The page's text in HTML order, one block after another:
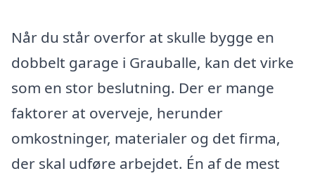
Når du står overfor at skulle bygge en
dobbelt garage i Grauballe, kan det virke
som en stor beslutning. Der er mange
faktorer at overveje, herunder
omkostninger, materialer og det firma,
der skal udføre arbejdet. Én af de mest